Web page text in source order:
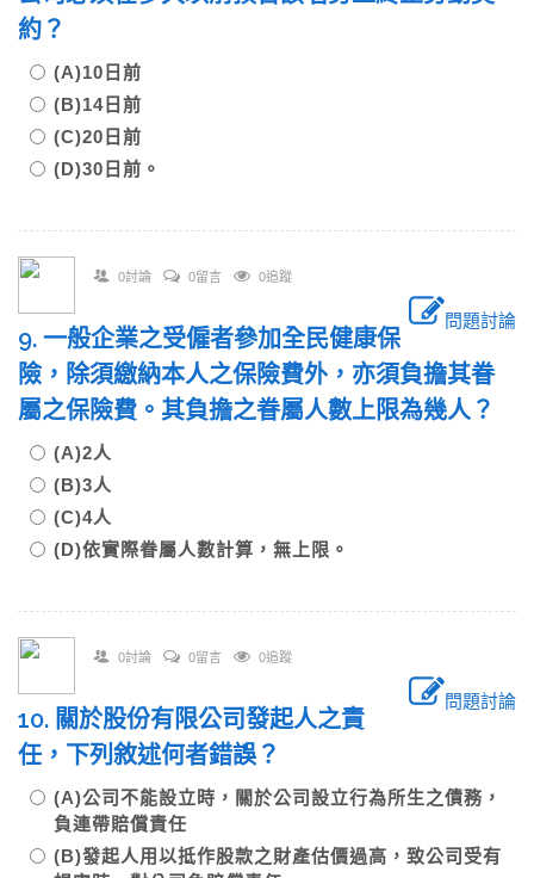
約？
(A)10日前
(B)14日前
(C)20日前
(D)30日前。
0討論 0留言 0追蹤
問題討論
9. 一般企業之受僱者參加全民健康保
險，除須繳納本人之保險費外，亦須負擔其眷
屬之保險費。其負擔之眷屬人數上限為幾人？
(A)2人
(B)3人
(C)4人
(D)依實際眷屬人數計算，無上限。
0討論 0留言 0追蹤
問題討論
10. 關於股份有限公司發起人之責
任，下列敘述何者錯誤？
(A)公司不能設立時，關於公司設立行為所生之債務，
負連帶賠償責任
(B)發起人用以抵作股款之財產估價過高，致公司受有